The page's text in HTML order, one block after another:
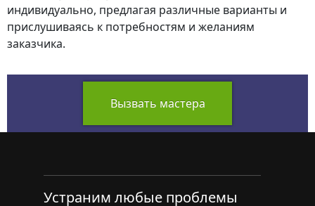
индивидуально, предлагая различные варианты и
прислушиваясь к потребностям и желаниям
заказчика.
Вызвать мастера
Устраним любые проблемы